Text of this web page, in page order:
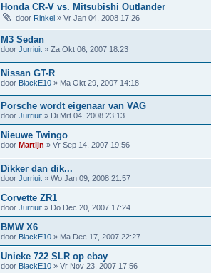
Honda CR-V vs. Mitsubishi Outlander
door Rinkel » Vr Jan 04, 2008 17:26
M3 Sedan
door Jurriuit » Za Okt 06, 2007 18:23
Nissan GT-R
door BlackE10 » Ma Okt 29, 2007 14:18
Porsche wordt eigenaar van VAG
door Jurriuit » Di Mrt 04, 2008 23:13
Nieuwe Twingo
door Martijn » Vr Sep 14, 2007 19:56
Dikker dan dik...
door Jurriuit » Wo Jan 09, 2008 21:57
Corvette ZR1
door Jurriuit » Do Dec 20, 2007 17:24
BMW X6
door BlackE10 » Ma Dec 17, 2007 22:27
Unieke 722 SLR op ebay
door BlackE10 » Vr Nov 23, 2007 17:56